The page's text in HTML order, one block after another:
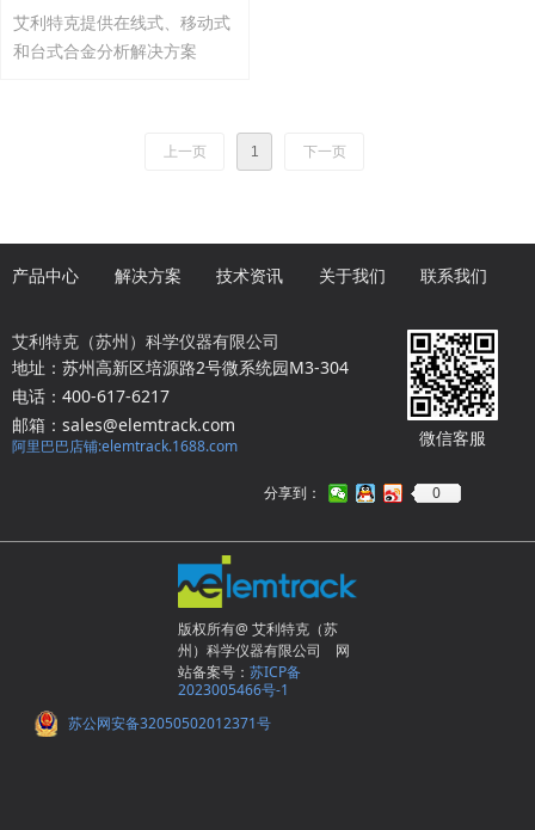
艾利特克提供在线式、移动式
和台式合金分析解决方案
上一页 1 下一页
微信客服
版权所有@ 艾利特克（苏
州）科学仪器有限公司 网
站备案号： 苏ICP备
2023005466号-1
艾利特克（苏州）科学仪器有限公司
地址：苏州高新区培源路2号微系统园M3-304
电话：400-617-6217
邮箱：sales@elemtrack.com
阿里巴巴店铺:elemtrack.1688.com
分享到： 0
产品中心 解决方案 技术资讯 关于我们 联系我们
苏公网安备32050502012371号